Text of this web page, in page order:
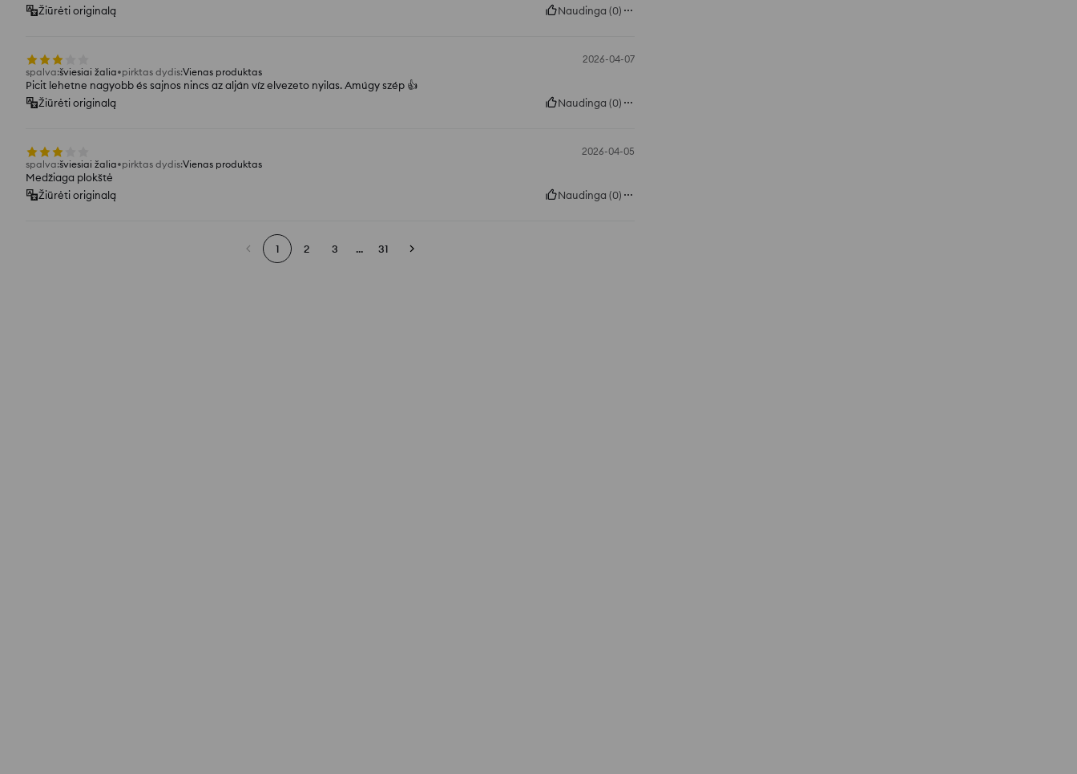
Žiūrėti originalą
Naudinga (0)
2026-04-07
spalva:šviesiai žalia pirktas dydis:Vienas produktas
Picit lehetne nagyobb és sajnos nincs az alján víz elvezeto nyilas. Amúgy szép 👍️
Žiūrėti originalą
Naudinga (0)
2026-04-05
spalva:šviesiai žalia pirktas dydis:Vienas produktas
Medžiaga plokštė
Žiūrėti originalą
Naudinga (0)
1 2 3 ... 31